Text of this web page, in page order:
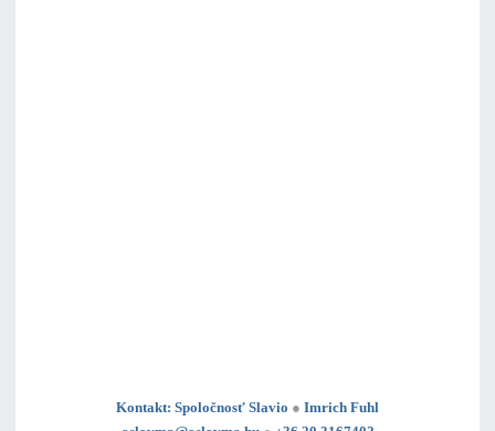
Kontakt: Spoločnosť Slavio ● Imrich Fuhl